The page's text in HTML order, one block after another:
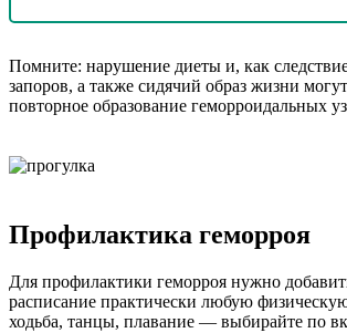
Помните: нарушение диеты и, как
запоров, а также сидячий образ жизни
повторное образование геморроидальных
Профилактика геморроя
Для профилактики геморроя нужно
расписание практически любую
ходьба, танцы, плавание — выбирайте по